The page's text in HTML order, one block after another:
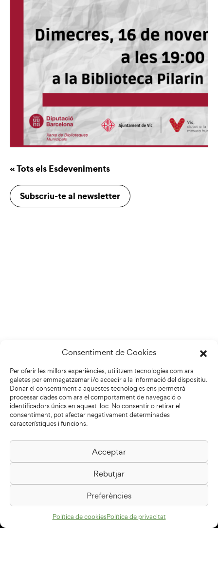
Consentiment de Cookies
Per oferir les millors experiències, utilitzem tecnologies com ara
galetes per emmagatzemar i/o accedir a la informació del dispositiu.
Donar el consentiment a aquestes tecnologies ens permetrà
processar dades com ara el comportament de navegació o
identificadors únics en aquest lloc. No consentir o retirar el
consentiment, pot afectar negativament determinades
característiques i funcions.
Acceptar
Rebutjar
Preferències
Política de cookiesPolítica de privacitat
« Tots els Esdeveniments
Subscriu-te al newsletter
Biblioteca Pilarin Bayés
Passeig de la Generalitat, 1
08500 Vic